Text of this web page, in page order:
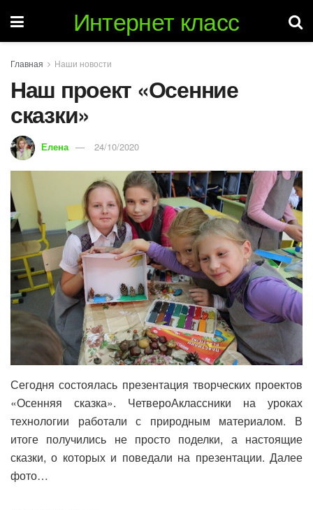
Интернет класс
Главная Наши новости
Наш проект «Осенние
сказки»
Елена 24/10/2020
Сегодня состоялась презентация творческих проектов
«Осенняя сказка». ЧетвероАклассники на уроках
технологии работали с природным материалом. В
итоге получились не просто поделки, а настоящие
сказки, о которых и поведали на презентации. Далее
фото…